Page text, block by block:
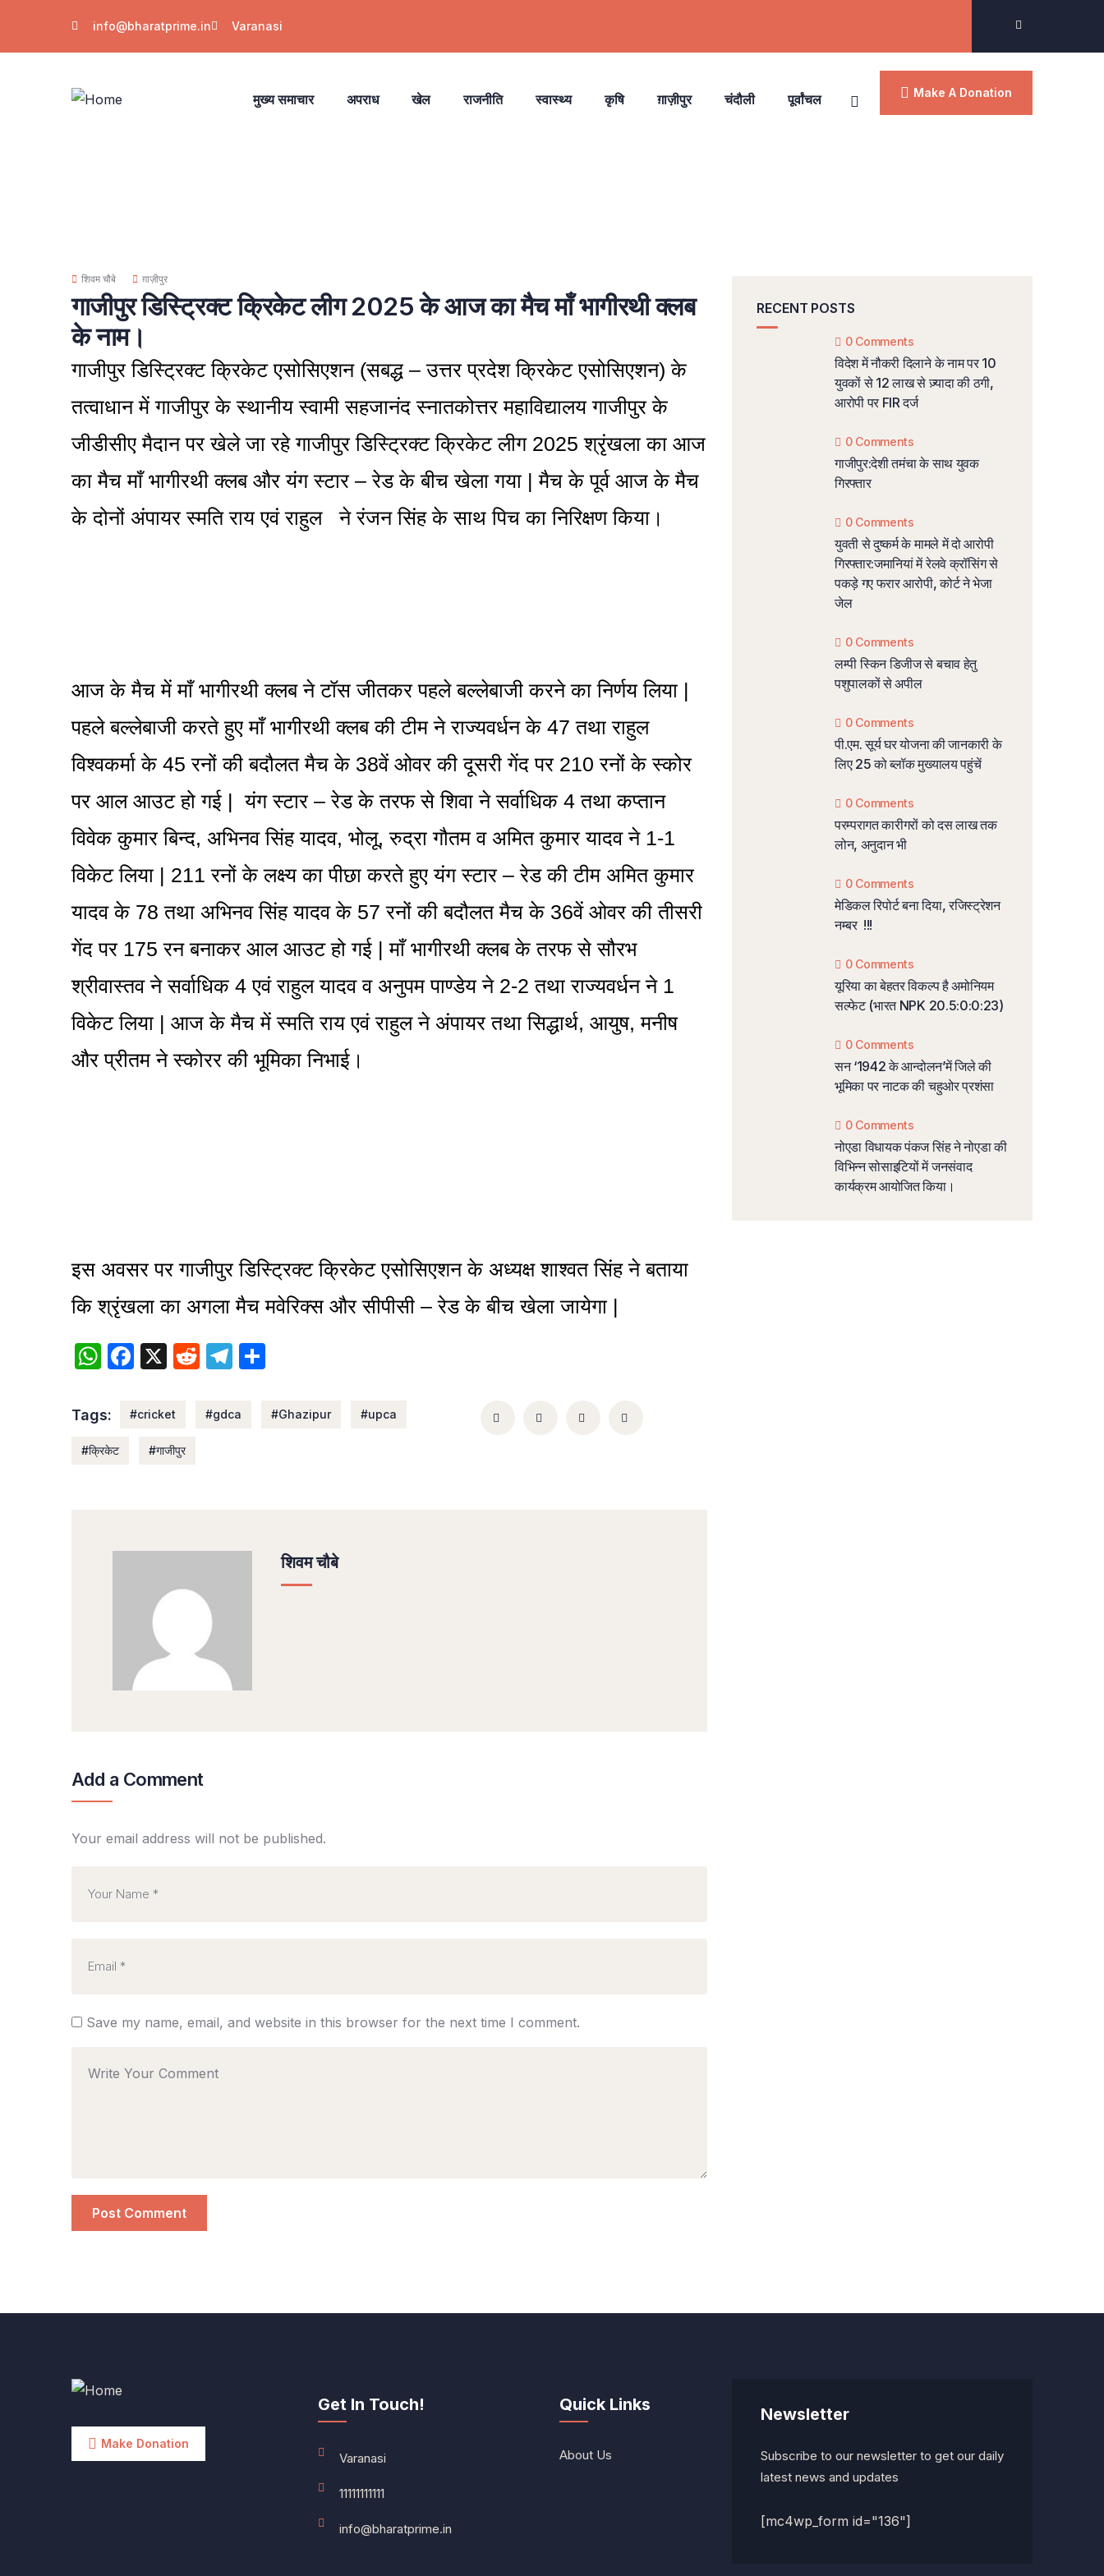
info@bharatprime.in Varanasi
मुख्य समाचार अपराध खेल राजनीति स्वास्थ्य कृषि ग़ाज़ीपुर चंदौली पूर्वांचल Make A Donation
शिवम चौबे ग़ाज़ीपुर
गाजीपुर डिस्ट्रिक्ट क्रिकेट लीग 2025 के आज का मैच माँ भागीरथी क्लब
के नाम।
गाजीपुर डिस्ट्रिक्ट क्रिकेट एसोसिएशन (सबद्ध – उत्तर प्रदेश क्रिकेट एसोसिएशन) के
तत्वाधान में गाजीपुर के स्थानीय स्वामी सहजानंद स्नातकोत्तर महाविद्यालय गाजीपुर के
जीडीसीए मैदान पर खेले जा रहे गाजीपुर डिस्ट्रिक्ट क्रिकेट लीग 2025 श्रृंखला का आज
का मैच माँ भागीरथी क्लब और यंग स्टार – रेड के बीच खेला गया | मैच के पूर्व आज के मैच
के दोनों अंपायर स्मति राय एवं राहुल ने रंजन सिंह के साथ पिच का निरिक्षण किया।
आज के मैच में माँ भागीरथी क्लब ने टॉस जीतकर पहले बल्लेबाजी करने का निर्णय लिया |
पहले बल्लेबाजी करते हुए माँ भागीरथी क्लब की टीम ने राज्यवर्धन के 47 तथा राहुल
विश्वकर्मा के 45 रनों की बदौलत मैच के 38वें ओवर की दूसरी गेंद पर 210 रनों के स्कोर
पर आल आउट हो गई | यंग स्टार – रेड के तरफ से शिवा ने सर्वाधिक 4 तथा कप्तान
विवेक कुमार बिन्द, अभिनव सिंह यादव, भोलू, रुद्रा गौतम व अमित कुमार यादव ने 1-1
विकेट लिया | 211 रनों के लक्ष्य का पीछा करते हुए यंग स्टार – रेड की टीम अमित कुमार
यादव के 78 तथा अभिनव सिंह यादव के 57 रनों की बदौलत मैच के 36वें ओवर की तीसरी
गेंद पर 175 रन बनाकर आल आउट हो गई | माँ भागीरथी क्लब के तरफ से सौरभ
श्रीवास्तव ने सर्वाधिक 4 एवं राहुल यादव व अनुपम पाण्डेय ने 2-2 तथा राज्यवर्धन ने 1
विकेट लिया | आज के मैच में स्मति राय एवं राहुल ने अंपायर तथा सिद्धार्थ, आयुष, मनीष
और प्रीतम ने स्कोरर की भूमिका निभाई।
इस अवसर पर गाजीपुर डिस्ट्रिक्ट क्रिकेट एसोसिएशन के अध्यक्ष शाश्वत सिंह ने बताया
कि श्रृंखला का अगला मैच मवेरिक्स और सीपीसी – रेड के बीच खेला जायेगा |
WhatsApp
Facebook
X RedditTelegram
Tags: #cricket #gdca #Ghazipur #upca
#क्रिकेट #गाजीपुर
शिवम चौबे
Add a Comment
Your email address will not be published.
Save my name, email, and website in this browser for the next time I comment.
RECENT POSTS
0 Comments
विदेश में नौकरी दिलाने के नाम पर 10
युवकों से 12 लाख से ज़्यादा की ठगी,
आरोपी पर FIR दर्ज
0 Comments
गाजीपुर:देशी तमंचा के साथ युवक
गिरफ्तार
0 Comments
युवती से दुष्कर्म के मामले में दो आरोपी
गिरफ्तार:जमानियां में रेलवे क्रॉसिंग से
पकड़े गए फरार आरोपी, कोर्ट ने भेजा
जेल
0 Comments
लम्पी स्किन डिजीज से बचाव हेतु
पशुपालकों से अपील
0 Comments
पी.एम. सूर्य घर योजना की जानकारी के
लिए 25 को ब्लॉक मुख्यालय पहुंचें
0 Comments
परम्परागत कारीगरों को दस लाख तक
लोन, अनुदान भी
0 Comments
मेडिकल रिपोर्ट बना दिया, रजिस्ट्रेशन
नम्बर !!!
0 Comments
यूरिया का बेहतर विकल्प है अमोनियम
सल्फेट (भारत NPK 20.5:0:0:23)
0 Comments
सन ‘1942 के आन्दोलन’में जिले की
भूमिका पर नाटक की चहुओर प्रशंसा
0 Comments
नोएडा विधायक पंकज सिंह ने नोएडा की
विभिन्न सोसाइटियों में जनसंवाद
कार्यक्रम आयोजित किया।
Make Donation
Get In Touch!
Varanasi
11111111111
info@bharatprime.in
Quick Links
About Us
Newsletter
Subscribe to our newsletter to get our daily
latest news and updates
[mc4wp_form id="136"]